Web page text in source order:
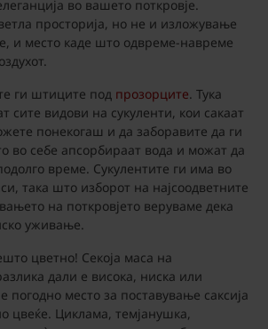
во вашето поткровје.
просторија, но не и изложување
и место каде што одвреме-навреме
ги штиците под прозорците. Тука
сите видови на сукуленти, кои сакаат
понекогаш и да заборавите да ги
во себе апсорбираат вода и можат да
време. Сукулентите ги има во
така што изборот на најсоодветните
на поткровјето веруваме дека
уживање.
цветно! Секоја маса на
дали е висока, ниска или
погодно место за поставување саксија
цвеќе. Циклама, темјанушка,